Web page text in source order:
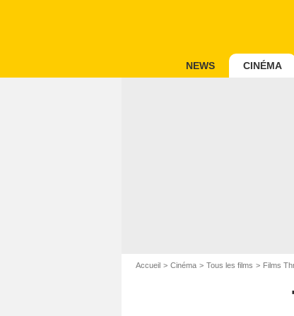
NEWS CINÉMA
Accueil Cinéma Tous les films Films